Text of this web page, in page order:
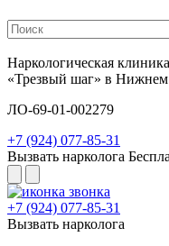
Наркологическая клиника
«Трезвый шаг» в
ЛО-69-01-002279
+7 (924) 077-85-31
Вызвать нарколога
+7 (924) 077-85-31
Вызвать нарколога